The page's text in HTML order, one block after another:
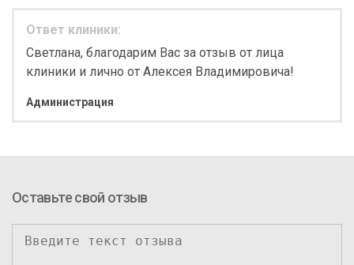
Ответ клиники:
Светлана, благодарим Вас за отзыв от лица
клиники и лично от Алексея Владимировича!
Администрация
Оставьте свой отзыв